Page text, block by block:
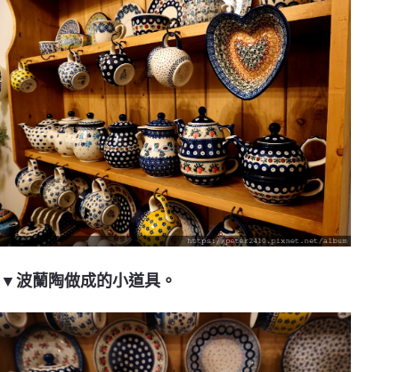
▼波蘭陶做成的小道具。